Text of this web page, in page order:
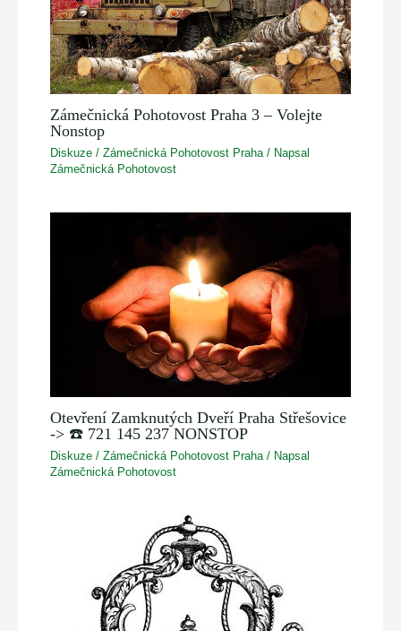
Zámečnická Pohotovost Praha 3 – Volejte
Nonstop
Diskuze /Zámečnická Pohotovost Praha / Napsal
Zámečnická Pohotovost
Otevření Zamknutých Dveří Praha Střešovice
-> ☎️ 721 145 237 NONSTOP
Diskuze /Zámečnická Pohotovost Praha / Napsal
Zámečnická Pohotovost